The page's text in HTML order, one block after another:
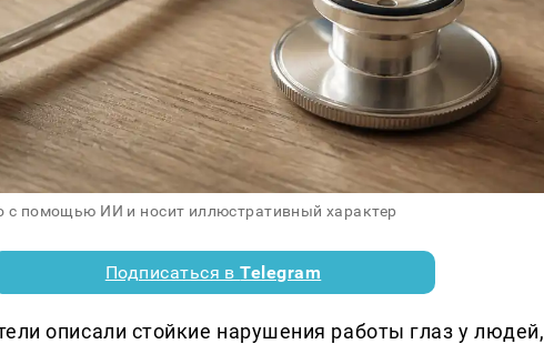
с помощью ИИ и носит иллюстративный характер
Подписаться вTelegram
описали стойкие нарушения работы глаз у людей,